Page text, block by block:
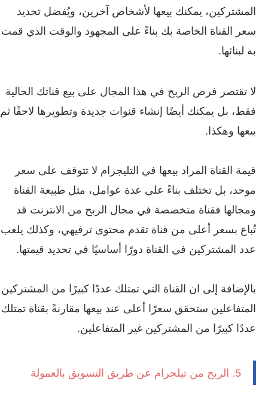
المشتركين، يمكنك بيعها لأشخاص آخرين، ويُفضل تحديد
سعر القناة الخاصة بك بناءً على المجهود والوقت الذي قمت
به لبنائها.
لا تقتصر فرص الربح في هذا المجال على بيع قناتك الحالية
فقط، بل يمكنك أيضًا إنشاء قنوات جديدة وتطويرها لاحقًا ثم
بيعها وهكذا.
قيمة القناة المراد بيعها في التليجرام لا تتوقف على سعر
موحد، بل تختلف بناءً على عدة عوامل، مثل طبيعة القناة
ومجالها فقناة متخصصة في مجال الربح من الانترنت قد
تُباع بسعر أعلى من قناة تقدم محتوى ترفيهي، وكذلك يلعب
عدد المشتركين في القناة دورًا أساسيًا في تحديد قيمتها.
بالإضافة إلى ان القناة التي تمتلك عددًا كبيرًا من المشتركين
المتفاعلين ستحقق سعرًا أعلى عند بيعها مقارنةً بقناة تمتلك
عددًا كبيرًا من المشتركين غير المتفاعلين.
5. الربح من تيلجرام عن طريق التسويق بالعمولة